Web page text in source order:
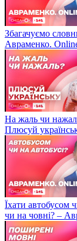
Збагачуємо
Авраменко.
На жаль чи
Плюсуй
Їхати автобусом
чи на човні? –